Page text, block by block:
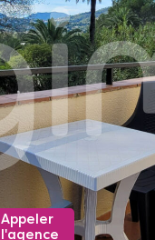
Appeler
l'agence